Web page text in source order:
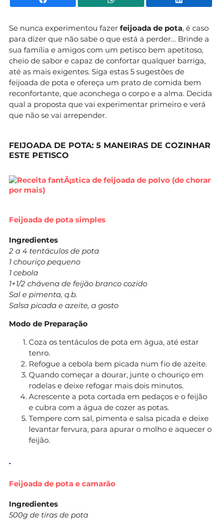
Se nunca experimentou fazer feijoada de pota, é caso
para dizer que não sabe o que está a perder… Brinde a
sua família e amigos com um petisco bem apetitoso,
cheio de sabor e capaz de confortar qualquer barriga,
até as mais exigentes. Siga estas 5 sugestões de
feijoada de pota e ofereça um prato de comida bem
reconfortante, que aconchega o corpo e a alma. Decida
qual a proposta que vai experimentar primeiro e verá
que não se vai arrepender.
FEIJOADA DE POTA: 5 MANEIRAS DE COZINHAR
ESTE PETISCO
Feijoada de pota simples
Ingredientes
2 a 4 tentáculos de pota
1 chouriço pequeno
1 cebola
1+1/2 chávena de feijão branco cozido
Sal e pimenta, q.b.
Salsa picada e azeite, a gosto
Modo de Preparação
Coza os tentáculos de pota em água, até estar
tenro.
Refogue a cebola bem picada num fio de azeite.
Quando começar a dourar, junte o chouriço em
rodelas e deixe refogar mais dois minutos.
Acrescente a pota cortada em pedaços e o feijão
e cubra com a água de cozer as potas.
Tempere com sal, pimenta e salsa picada e deixe
levantar fervura, para apurar o molho e aquecer o
feijão.
Feijoada de pota e camarão
Ingredientes
500g de tiras de pota